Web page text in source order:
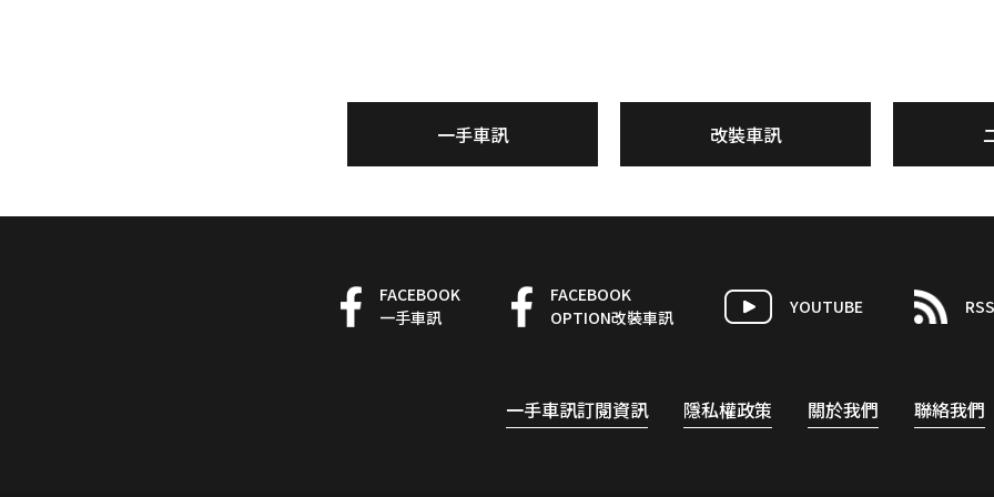
一手車訊 改裝車訊
FACEBOOK
一手車訊
FACEBOOK
OPTION改裝車訊
YOUTUBE RSS
一手車訊訂閱資訊 隱私權政策 關於我們 聯絡我們